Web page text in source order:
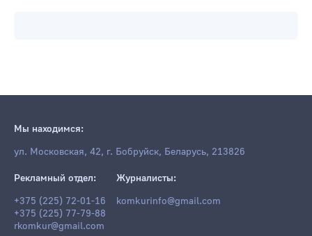
Мы находимся: